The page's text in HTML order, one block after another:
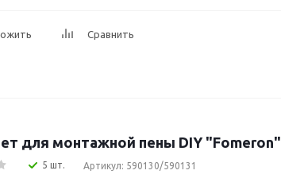
Сравнить
для монтажной пены DIY "Fomeron"
5 шт. Артикул: 590130/590131